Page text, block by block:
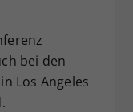
bei den
Los Angeles